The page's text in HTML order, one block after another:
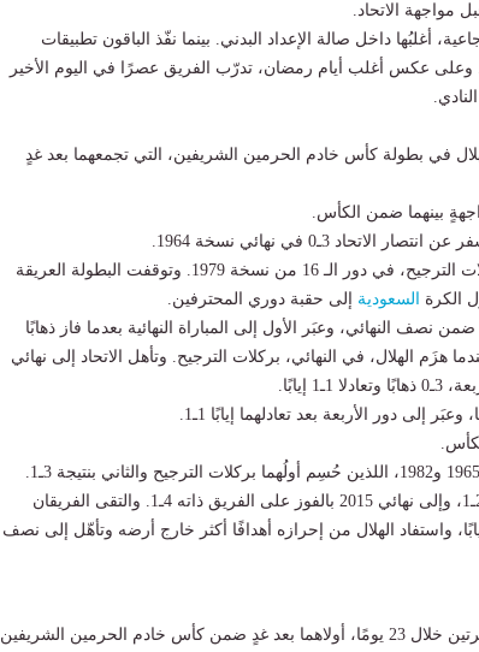
مواجهة الاتحاد.
أغلبُها داخل صالة الإعداد البدني. بينما نفّذ الباقون تطبيقات
وعلى عكس أغلب أيام رمضان، تدرّب الفريق عصرًا في اليوم الأخير
في بطولة كأس خادم الحرمين الشريفين، التي تجمعهما بعد غدٍ
3ـ0 في نهائي نسخة 1964.
وفاز الفريق ذاته على “الأزرق” العاصمي، لكن بركلات الترجيح، في دور الـ 16 من نسخة 1979. وتوقفت البطولة العريقة
السعودية إلى حقبة دوري المحترفين.
نصف النهائي، وعبَر الأول إلى المباراة النهائية بعدما فاز ذهابًا
4ـ1 و2ـ1. واقتنص الاتحاد لقب نسخة 2010، عندما هزَم الهلال، في النهائي، بركلات الترجيح. وتأهل الاتحاد إلى نهائي
وتأهل الهلال إلى نهائي 1981، إثر تغلّبه على الاتحاد 2ـ1، وإلى نهائي 2015 بالفوز على الفريق ذاته 4ـ1. والتقى الفريقان
ربع نهائي نسخة 2012، وتعادلا 2ـ2 ذهابًا و1ـ1 إيابًا، واستفاد الهلال من إحرازه أهدافًا أكثر خارج أرضه وتأهّل إلى نصف
يلتقي فريق الهلال الأول لكرة القدم نظيره الاتحاد مرتين خلال 23 يومًا، أولاهما بعد غدٍ ضمن كأس خادم الحرمين الشريفين